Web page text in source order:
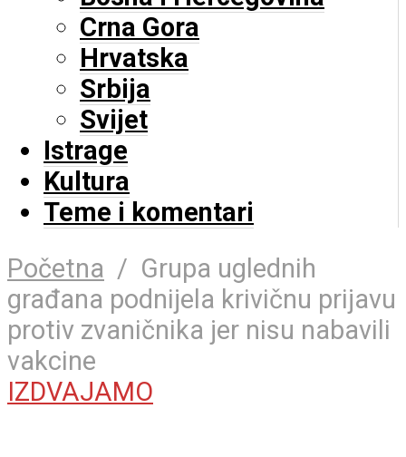
Crna Gora
Hrvatska
Srbija
Svijet
Istrage
Kultura
Teme i komentari
Početna / Grupa uglednih
građana podnijela krivičnu prijavu
protiv zvaničnika jer nisu nabavili
vakcine
IZDVAJAMO